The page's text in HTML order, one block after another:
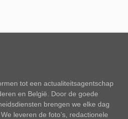
tot een actualiteitsagentschap
en België. Door de goede
brengen we elke dag
leveren de foto’s, redactionele